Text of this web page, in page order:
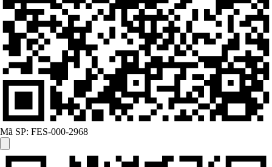
Mã SP: FES-000-2968